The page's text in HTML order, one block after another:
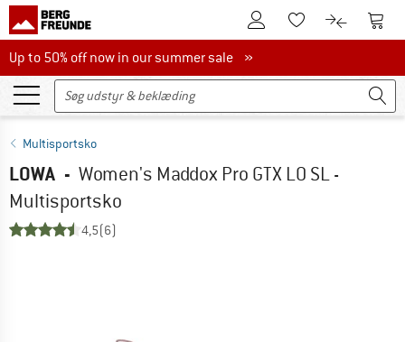
Til kundekontoenTil huskesedlen.
Til Til
Up to 50% off now in our summer sale
Up to 50% off now in our summer sale »
Multisportsko
LOWA - Women's Maddox Pro GTX LO SL -
Multisportsko
4,5(6)